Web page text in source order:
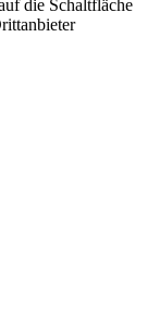
die Schaltfläche